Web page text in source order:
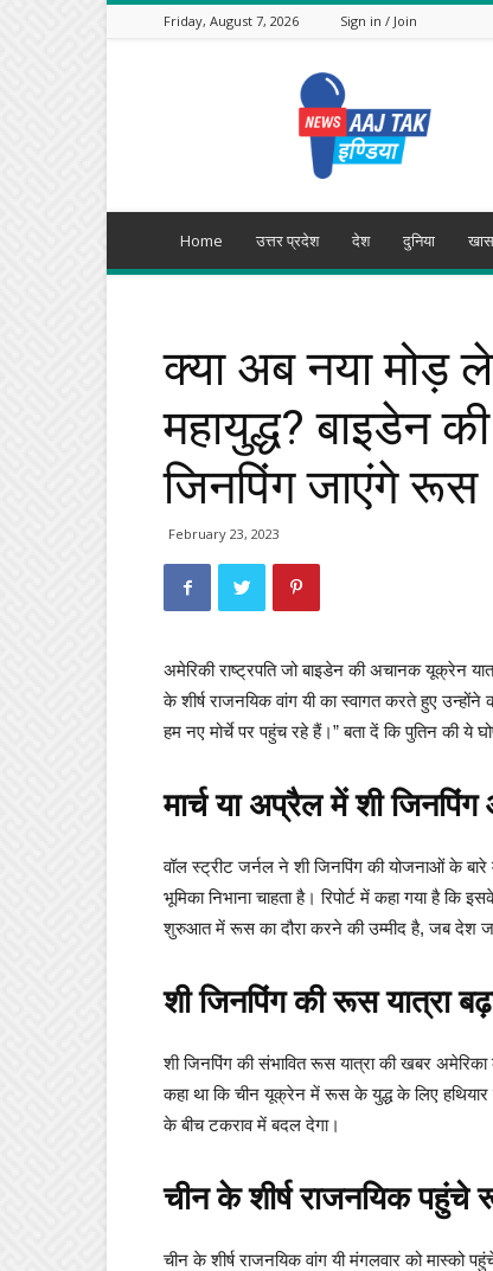
Friday, August 7, 2026 Sign in / Join
India
Home उत्तर प्रदेश देश दुनिया
क्या अब नया मोड़
महायुद्ध? बाइडेन
जिनपिंग जाएंगे रूस
February 23, 2023
अमेरिकी राष्ट्रपति जो बाइडेन की अचानक यूक्रेन
के शीर्ष राजनयिक वांग यी का स्वागत करते हुए
हम नए मोर्चे पर पहुंच रहे हैं।” बता दें कि पुतिन की ये
मार्च या अप्रैल में शी
वॉल स्ट्रीट जर्नल ने शी जिनपिंग की योजनाओं के
भूमिका निभाना चाहता है। रिपोर्ट में कहा गया है कि
शुरुआत में रूस का दौरा करने की उम्मीद है, जब देश
शी जिनपिंग की रूस यात्रा
शी जिनपिंग की संभावित रूस यात्रा की खबर
कहा था कि चीन यूक्रेन में रूस के युद्ध के लिए
के बीच टकराव में बदल देगा।
चीन के शीर्ष राजनयिक पहुंचे
चीन के शीर्ष राजनयिक वांग यी मंगलवार को मास्को